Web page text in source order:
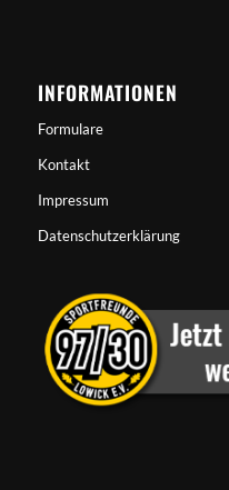
INFORMATIONEN
Formulare
Kontakt
Impressum
Datenschutzerklärung